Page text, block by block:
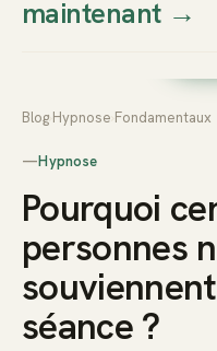
Thierry
maintenant→
Blog Hypnose Fondamentaux
—Hypnose
Pourquoi
personnes
séance ?